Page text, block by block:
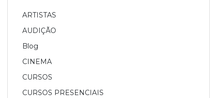
ARTISTAS
AUDIÇÃO
Blog
CINEMA
CURSOS
CURSOS PRESENCIAIS